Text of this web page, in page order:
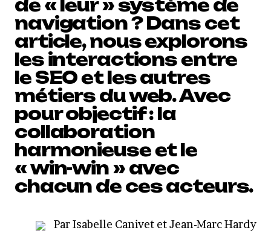
de « leur » système de
navigation ? Dans cet
article, nous explorons
les interactions entre
le SEO et les autres
métiers du web. Avec
pour objectif : la
collaboration
harmonieuse et le
« win-win » avec
chacun de ces acteurs.
Par Isabelle Canivet et Jean-Marc Hardy